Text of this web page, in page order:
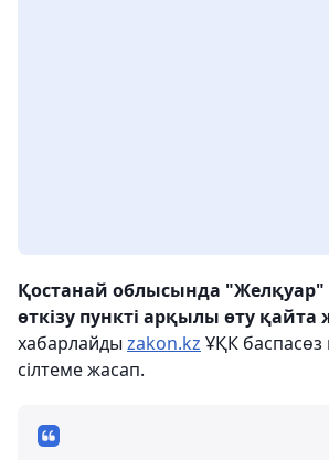
Қостанай облысында "Желқуар"
өткізу пункті арқылы өту
хабарлайды zakon.kz ҰҚК баспасөз
сілтеме жасап.